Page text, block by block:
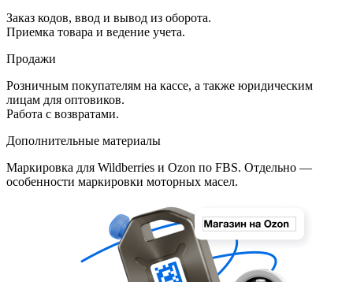
Заказ кодов, ввод и вывод из оборота.
Приемка товара и ведение учета.
Продажи
Розничным покупателям на кассе, а также юридическим
лицам для оптовиков.
Работа с возвратами.
Дополнительные материалы
Маркировка для Wildberries и Ozon по FBS. Отдельно —
особенности маркировки моторных масел.